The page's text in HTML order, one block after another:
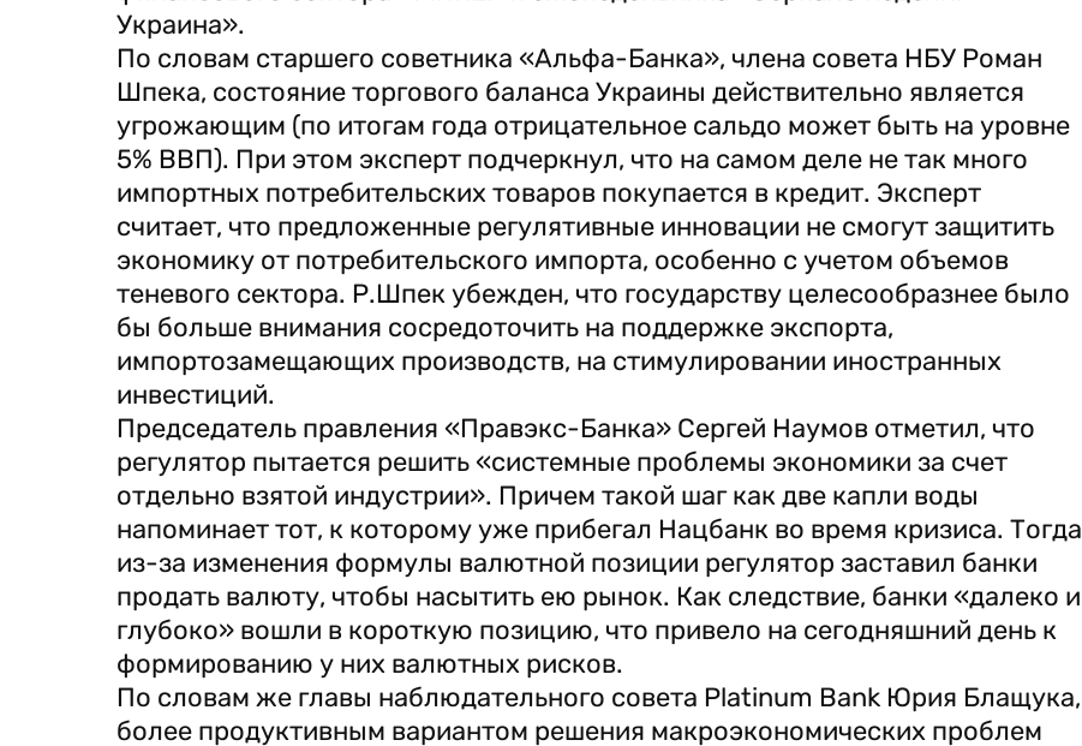
Украина».
По словам старшего советника «Альфа-Банка», члена совета НБУ Роман
Шпека, состояние торгового баланса Украины действительно является
угрожающим (по итогам года отрицательное сальдо может быть на уровне
5% ВВП). При этом эксперт подчеркнул, что на самом деле не так много
импортных потребительских товаров покупается в кредит. Эксперт
считает, что предложенные регулятивные инновации не смогут защитить
экономику от потребительского импорта, особенно с учетом объемов
теневого сектора. Р.Шпек убежден, что государству целесообразнее было
бы больше внимания сосредоточить на поддержке экспорта,
импортозамещающих производств, на стимулировании иностранных
инвестиций.
Председатель правления «Правэкс-Банка» Сергей Наумов отметил, что
регулятор пытается решить «системные проблемы экономики за счет
отдельно взятой индустрии». Причем такой шаг как две капли воды
напоминает тот, к которому уже прибегал Нацбанк во время кризиса. Тогда
из-за изменения формулы валютной позиции регулятор заставил банки
продать валюту, чтобы насытить ею рынок. Как следствие, банки «далеко и
глубоко» вошли в короткую позицию, что привело на сегодняшний день к
формированию у них валютных рисков.
По словам же главы наблюдательного совета Platinum Bank Юрия Блащука,
более продуктивным вариантом решения макроэкономических проблем